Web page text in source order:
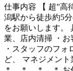
仕事内容
【 超”
潟駅から徒歩約5
をお願いします。
業、店内清掃 ・
・スタッフのフ
ど、 マネジメン